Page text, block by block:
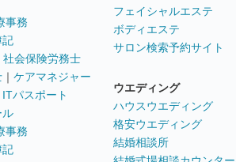
事務
記
社会保険労務士
｜ ケアマネジャー
ITパスポート
ル
事務
記
フェイシャルエステ
ボディエステ
サロン検索予約サイト
ウエディング
ハウスウエディング
格安ウエディング
結婚相談所